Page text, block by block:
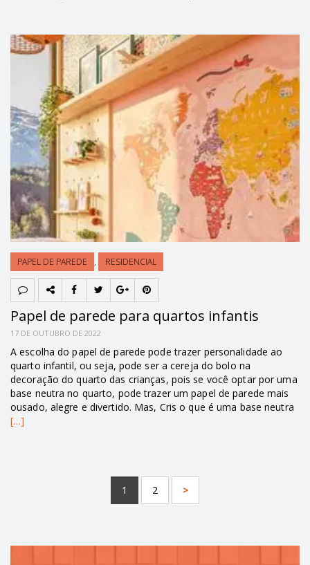
PAPEL DE PAREDE , RESIDENCIAL
Papel de parede para quartos infantis
17 DE OUTUBRO DE 2022
A escolha do papel de parede pode trazer personalidade ao
quarto infantil, ou seja, pode ser a cereja do bolo na
decoração do quarto das crianças, pois se você optar por uma
base neutra no quarto, pode trazer um papel de parede mais
ousado, alegre e divertido. Mas, Cris o que é uma base neutra
[…]
1 2 >